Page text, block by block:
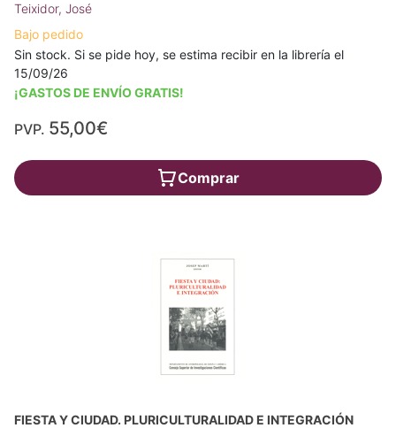
Teixidor, José
Bajo pedido
Sin stock. Si se pide hoy, se estima recibir en la librería el
15/09/26
¡GASTOS DE ENVÍO GRATIS!
PVP. 55,00€
Comprar
FIESTA Y CIUDAD. PLURICULTURALIDAD E INTEGRACIÓN